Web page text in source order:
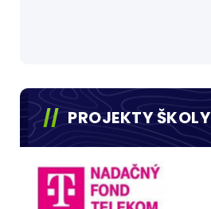
PROJEKTY ŠKOLY